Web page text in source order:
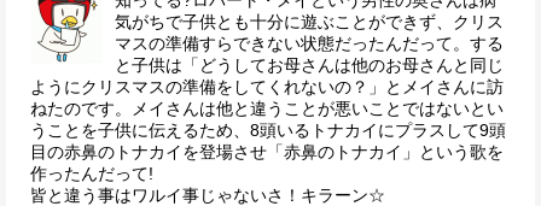
気がちで子供とも十分に遊ぶことができず、クリス
マスの準備すらできない状態だったんだって。する
と子供は「どうしてお母さんは他のお母さんと同じ
ようにクリスマスの準備をしてくれないの？」とメイさんに訪
ねたのです。メイさんは他と違うことが悪いことではないとい
うことを子供に伝えるため、8頭いるトナカイにプラスして9頭
目の赤鼻のトナカイを登場させ「赤鼻のトナカイ」という歌を
作ったんだって!
皆と違う事はワルイ事じゃないさ！キラーン☆